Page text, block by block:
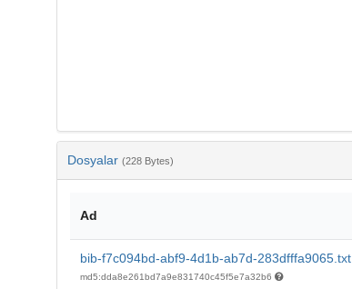
Dosyalar (228 Bytes)
Ad
bib-f7c094bd-abf9-4d1b-ab7d-283dfffa9065.txt
md5:dda8e261bd7a9e831740c45f5e7a32b6